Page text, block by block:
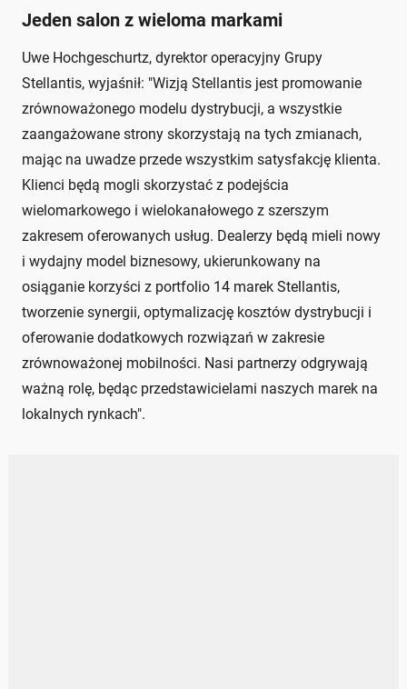
Jeden salon z wieloma markami
Uwe Hochgeschurtz, dyrektor operacyjny Grupy
Stellantis, wyjaśnił: "Wizją Stellantis jest promowanie
zrównoważonego modelu dystrybucji, a wszystkie
zaangażowane strony skorzystają na tych zmianach,
mając na uwadze przede wszystkim satysfakcję klienta.
Klienci będą mogli skorzystać z podejścia
wielomarkowego i wielokanałowego z szerszym
zakresem oferowanych usług. Dealerzy będą mieli nowy
i wydajny model biznesowy, ukierunkowany na
osiąganie korzyści z portfolio 14 marek Stellantis,
tworzenie synergii, optymalizację kosztów dystrybucji i
oferowanie dodatkowych rozwiązań w zakresie
zrównoważonej mobilności. Nasi partnerzy odgrywają
ważną rolę, będąc przedstawicielami naszych marek na
lokalnych rynkach".